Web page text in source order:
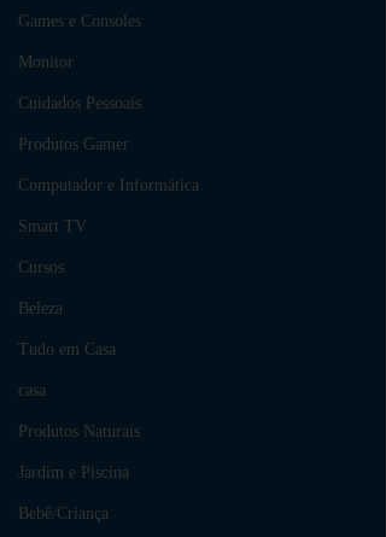
Games e Consoles
Monitor
Cuidados Pessoais
Produtos Gamer
Computador e Informática
Smart TV
Cursos
Beleza
Tudo em Casa
casa
Produtos Naturais
Jardim e Piscina
Bebê/Criança